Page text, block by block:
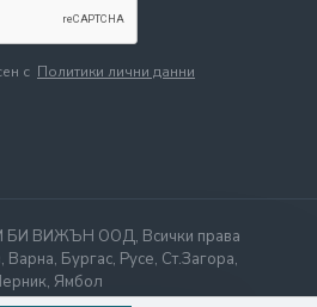
с Политики лични данни
БИ ВИЖЪН ООД, Всички права
Бургас, Русе, Ст.Загора,
Ямбол